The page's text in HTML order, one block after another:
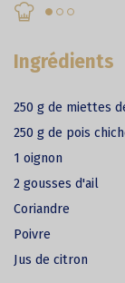
Ingrédients
250 g de miettes
250 g de pois
1 oignon
2 gousses d'ail
Coriandre
Poivre
Jus de citron